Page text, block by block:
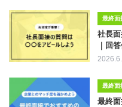
最終面
社長
｜回
最終面
最終